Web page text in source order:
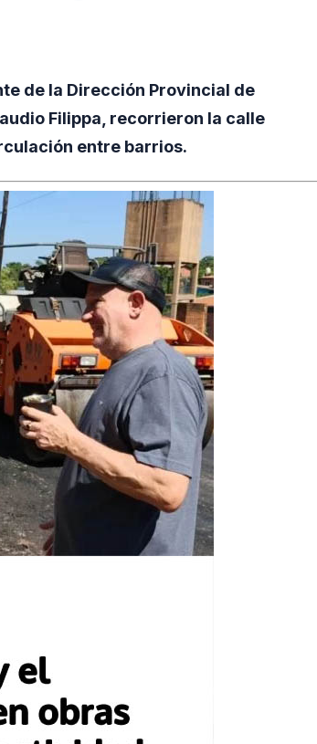
de la Dirección Provincial de
Filippa, recorrieron la calle
entre barrios.